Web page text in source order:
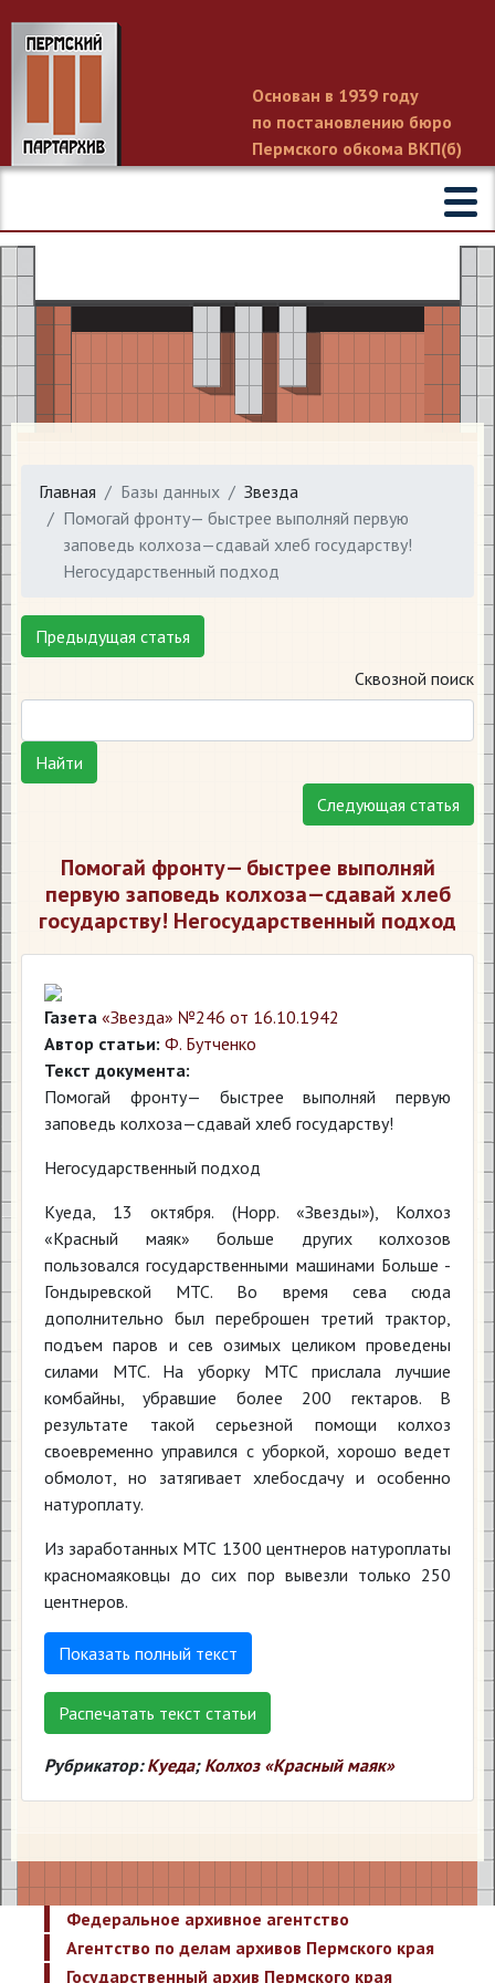
Основан в 1939 году
по постановлению бюро
Пермского обкома ВКП(б)
Главная Базы данных
Звезда
Помогай фронту— быстрее выполняй первую
заповедь колхоза—сдавай хлеб государству!
Негосударственный подход
Предыдущая статья
Сквозной поиск
Найти
Следующая статья
Помогай фронту— быстрее выполняй
первую заповедь колхоза—сдавай хлеб
государству! Негосударственный подход
Газета «Звезда» №246 от 16.10.1942
Автор статьи: Ф. Бутченко
Текст документа:
Помогай фронту— быстрее выполняй первую
заповедь колхоза—сдавай хлеб государству!
Негосударственный подход
Куеда, 13 октября. (Hopp. «Звезды»), Колхоз
«Красный маяк» больше других колхозов
пользовался государственными машинами Больше -
Гондыревской МТС. Во время сева сюда
дополнительно был переброшен третий трактор,
подъем паров и сев озимых целиком проведены
силами МТС. На уборку МТС прислала лучшие
комбайны, убравшие более 200 гектаров. В
результате такой серьезной помощи колхоз
своевременно управился с уборкой, хорошо ведет
обмолот, но затягивает хлебосдачу и особенно
натуроплату.
Из заработанных МТС 1300 центнеров натуроплаты
красномаяковцы до сих пор вывезли только 250
центнеров.
Показать полный текст
Распечатать текст статьи
Рубрикатор: Куеда; Колхоз «Красный маяк»
Федеральное архивное агентство
Агентство по делам архивов Пермского края
Государственный архив Пермского края